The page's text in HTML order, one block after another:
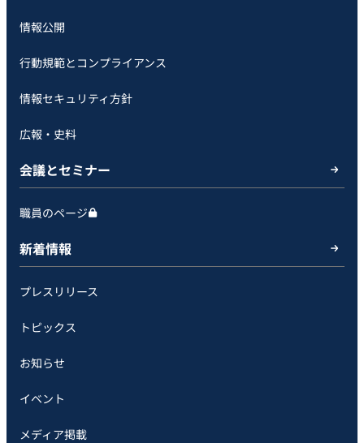
情報公開
行動規範とコンプライアンス
情報セキュリティ方針
広報・史料
会議とセミナー
職員のページ
新着情報
プレスリリース
トピックス
お知らせ
イベント
メディア掲載